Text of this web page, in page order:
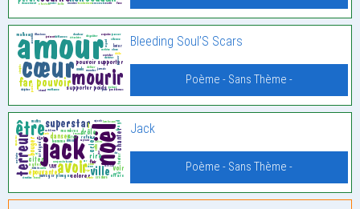
Bleeding Soul’S Scars
Poème - Sans Thème -
Jack
Poème - Sans Thème -